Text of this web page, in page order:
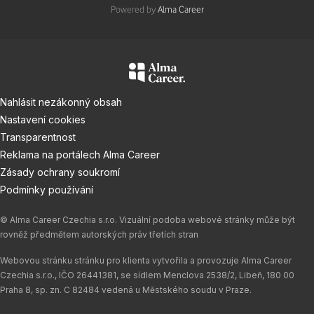
Powered byAlma Career
Nahlásit nezákonný obsah
Nastavení cookies
Transparentnost
Reklama na portálech Alma Career
Zásady ochrany soukromí
Podmínky používání
© Alma Career Czechia s.r.o. Vizuální podoba webové stránky může být
rovněž předmětem autorských práv třetích stran
Webovou stránku stránku pro klienta vytvořila a provozuje Alma Career
Czechia s.r.o., IČO 26441381, se sídlem Menclova 2538/2, Libeň, 180 00
Praha 8, sp. zn. C 82484 vedená u Městského soudu v Praze.